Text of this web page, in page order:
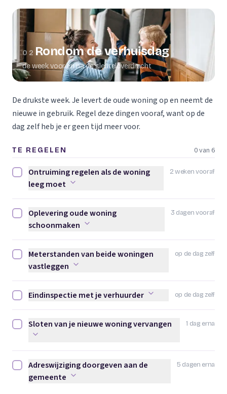
02 Rondom de verhuisdag
de week voor en na de sleuteloverdracht
De drukste week. Je levert de oude woning op en neemt de
nieuwe in gebruik. Regel deze dingen vooraf, want op de
dag zelf heb je er geen tijd meer voor.
TE REGELEN 0 van 6
2 weken vooraf
Ontruiming regelen als de woning leeg moet afvinken
Ontruiming regelen als de woning
leeg moet
3 dagen vooraf
Oplevering oude woning schoonmaken afvinken
Oplevering oude woning
schoonmaken
op de dag zelf
Meterstanden van beide woningen vastleggen afvinken
Meterstanden van beide woningen
vastleggen
op de dag zelf
Eindinspectie met je verhuurder afvinken
Eindinspectie met je verhuurder
1 dag erna
Sloten van je nieuwe woning vervangen afvinken
Sloten van je nieuwe woning vervangen
5 dagen erna
Adreswijziging doorgeven aan de gemeente afvinken
Adreswijziging doorgeven aan de
gemeente